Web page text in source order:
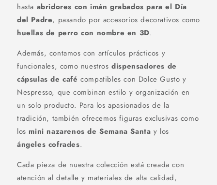
hasta abridores con imán grabados para el Día
del Padre, pasando por accesorios decorativos como
huellas de perro con nombre en 3D.
Además, contamos con artículos prácticos y
funcionales, como nuestrosdispensadores de
cápsulas de café compatibles con Dolce Gusto y
Nespresso, que combinan estilo y organización en
un solo producto. Para los apasionados de la
tradición, también ofrecemos figuras exclusivas como
los mini nazarenos de Semana Santa y los
ángeles cofrades.
Cada pieza de nuestra colección está creada con
atención al detalle y materiales de alta calidad,